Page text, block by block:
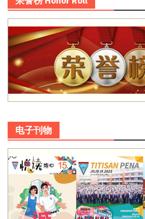
电子刊物